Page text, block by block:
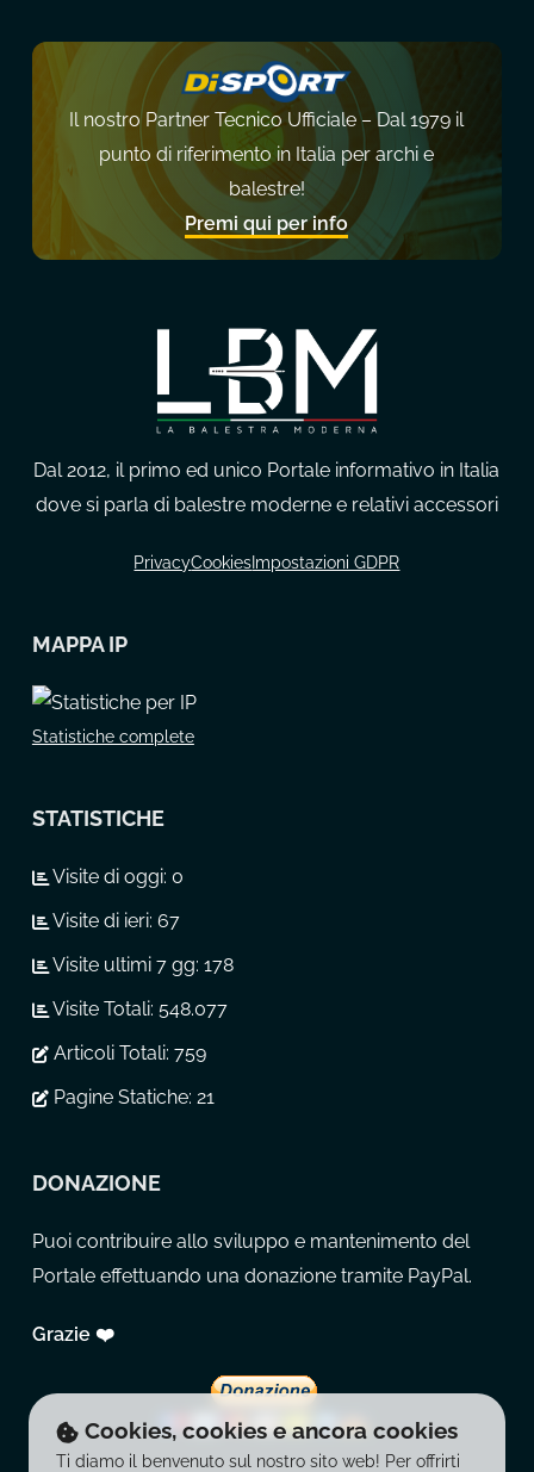
Il nostro Partner Tecnico Ufficiale – Dal 1979 il
punto di riferimento in Italia per archi e
balestre!
Premi qui per info
Dal 2012, il primo ed unico Portale informativo in Italia
dove si parla di balestre moderne e relativi accessori
PrivacyCookies Impostazioni GDPR
MAPPA IP
Statistiche complete
STATISTICHE
Visite di oggi: 0
Visite di ieri: 67
Visite ultimi 7 gg: 178
Visite Totali: 548.077
Articoli Totali: 759
Pagine Statiche: 21
DONAZIONE
Puoi contribuire allo sviluppo e mantenimento del
Portale effettuando una donazione tramite PayPal.
Grazie ❤️
Cookies, cookies e ancora cookies
Ti diamo il benvenuto sul nostro sito web! Per offrirti